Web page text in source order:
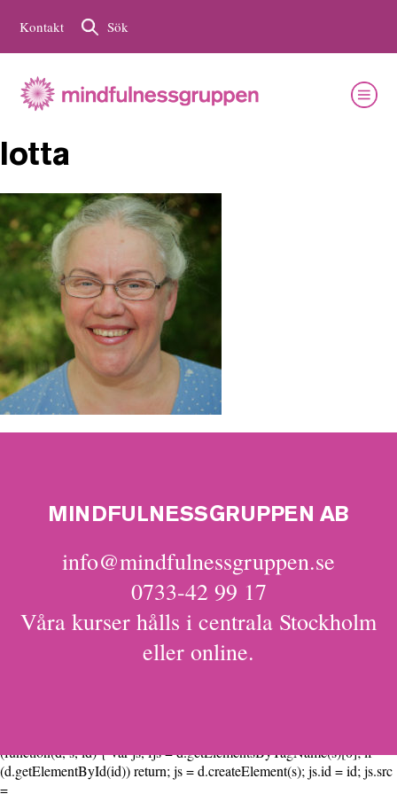
Kontakt Sök
lotta
MINDFULNESSGRUPPEN AB
info@mindfulnessgruppen.se
0733-42 99 17
Våra kurser hålls i centrala Stockholm
eller online.
(function(d, s, id) { var js, fjs = d.getElementsByTagName(s)[0]; if
(d.getElementById(id)) return; js = d.createElement(s); js.id = id; js.src
=